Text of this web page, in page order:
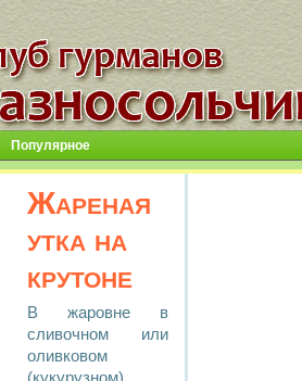
Популярное
Жареная
утка на
крутоне
В жаровне в
сливочном или
оливковом